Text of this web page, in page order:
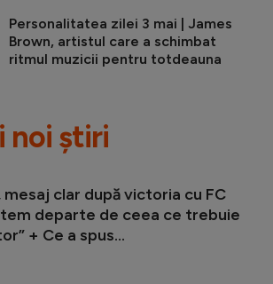
Personalitatea zilei 3 mai | James
Brown, artistul care a schimbat
ritmul muzicii pentru totdeauna
noi știri
mesaj clar după victoria cu FC
departe de ceea ce trebuie
+ Ce a spus...